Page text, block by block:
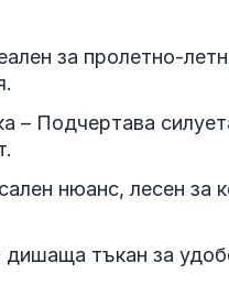
за пролетно-
– Подчертава
нюанс, лесен за
тъкан за